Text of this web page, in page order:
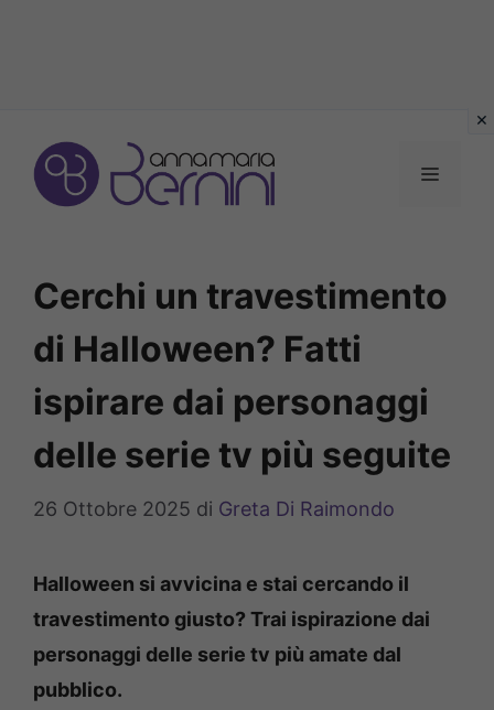
contenuto
MENU
Cerchi un travestimento
di Halloween? Fatti
ispirare dai personaggi
delle serie tv più seguite
26 Ottobre 2025 di Greta Di Raimondo
Halloween si avvicina e stai cercando il
travestimento giusto? Trai ispirazione dai
personaggi delle serie tv più amate dal
pubblico.